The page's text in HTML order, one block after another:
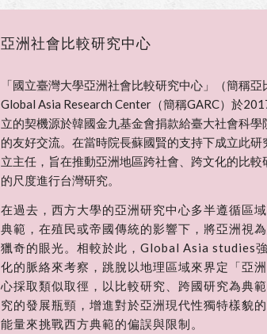
亞洲社會比較研究中心
「國立臺灣大學亞洲社會比較研究中心」（簡稱
Global Asia Research Center（簡稱GARC）於
立的契機源於韓國金九基金會捐款給臺大社會科
的友好交流。在當時院長蘇國賢的支持下成立此
立主任，旨在推動亞洲地區跨社會、跨文化的比
的尺度進行台灣研究。
在過去，西方大學的亞洲研究中心多半遵循區
典範，在殖民或帝國傳統的影響下，將亞洲視
獵奇的眼光。相較於此，Global Asia studies
化的脈絡來考察，跳脫以地理區域來界定「亞
心採取類似取徑，以比較研究、跨國研究為典
究的發展瓶頸，增進對於亞洲現代性獨特樣貌
能量來挑戰西方典範的偏誤與限制。